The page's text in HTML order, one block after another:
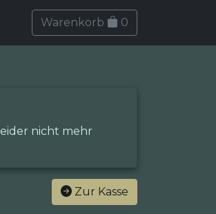
Warenkorb 0
nicht mehr
Zur Kasse